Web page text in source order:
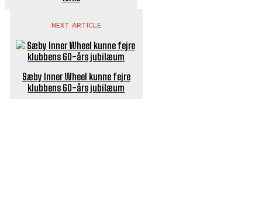
NEXT ARTICLE
Sæby Inner Wheel kunne fejre
klubbens 60-års jubilæum